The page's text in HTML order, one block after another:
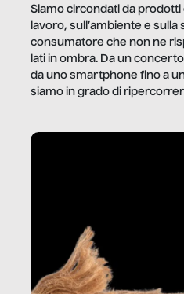
Siamo circondati da prodotti
lavoro, sull’ambiente e sulla
consumatore che non ne
lati in ombra. Da un
da uno smartphone fino a
siamo in grado di
dietro gli oggetti e i servizi